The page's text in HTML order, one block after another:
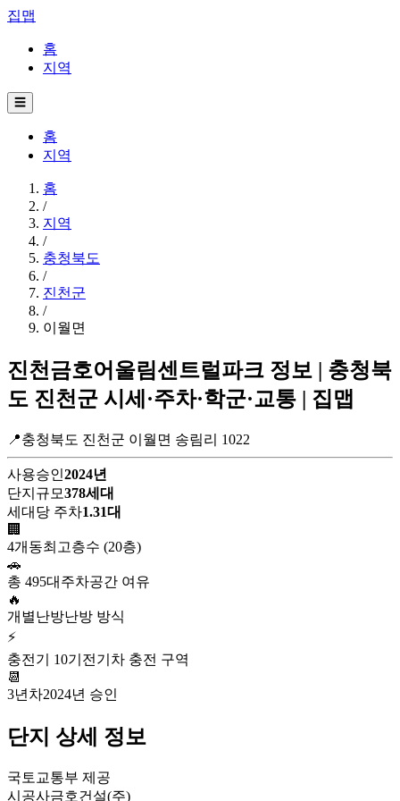
집맵
홈
지역
☰
홈
지역
홈
/
지역
/
충청북도
/
진천군
/
이월면
진천금호어울림센트럴파크 정보 | 충청북
도 진천군 시세·주차·학군·교통 | 집맵
📍충청북도 진천군 이월면 송림리 1022
사용승인2024년
단지규모378세대
세대당 주차1.31대
🏢
4개동최고층수 (20층)
🚗
총 495대 주차공간 여유
🔥
개별난방난방 방식
⚡
충전기 10기 전기차 충전 구역
📆
3년차2024년 승인
단지 상세 정보
국토교통부 제공
시공사금호건설(주)